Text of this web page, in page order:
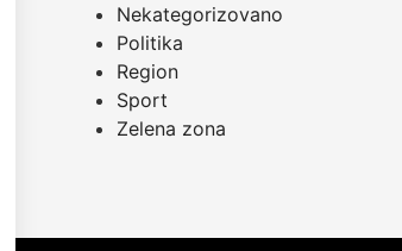
Nekategorizovano
Politika
Region
Sport
Zelena zona